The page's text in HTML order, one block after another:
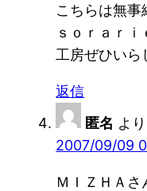
こちらは無事
ｓｏｒａｒｉ
工房ぜひいら
返信
匿名 よ
2007/09/09
ＭＩＺＨＡ